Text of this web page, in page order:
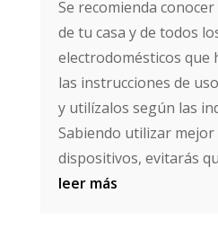
Se recomienda
de tu casa y de todos
electrodomésticos que
las instrucciones de
y utilízalos según las
Sabiendo utilizar mejor
dispositivos, evitarás
leer más